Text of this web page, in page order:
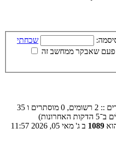
שכחתי
פעם שאבקר ממחשב זה
משתמשים מחוברים :: 2 רשומים, 0 מוסתרים ו 35
1089
ב ג' מאי 05, 2026 11:57